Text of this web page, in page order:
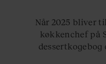
Når 2025 bliver
køkkenchef på